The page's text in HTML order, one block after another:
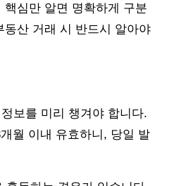
심만 알면 명확하게 구분
동산 거래 시 반드시 알아야
보를 미리 챙겨야 합니다.
월 이내 유효하니, 당일 발